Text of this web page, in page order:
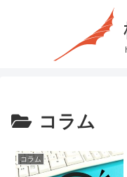
コラム
コラム